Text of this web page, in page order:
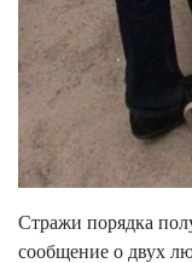
Стражи порядка
сообщение о двух